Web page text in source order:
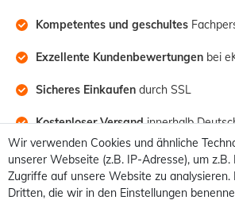
Kompetentes und geschultes
Exzellente Kundenbewertungen bei
Sicheres Einkaufen durch SSL
Kostenloser Versand innerhalb
Wir verwenden Cookies und ähnliche
unserer Webseite (z.B. IP-Adresse), um
Zugriffe auf unsere Website zu
Dritten, die wir in den Einstellungen